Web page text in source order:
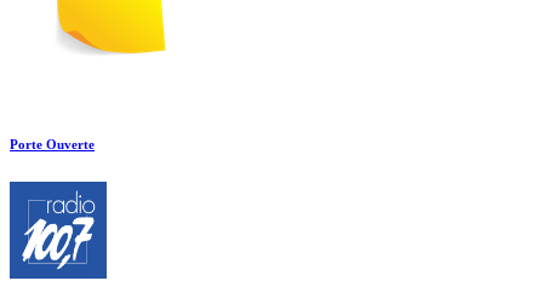
Porte Ouverte